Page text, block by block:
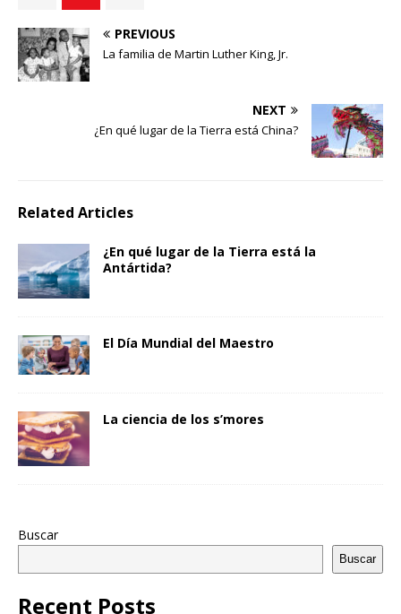
PREVIOUS
La familia de Martin Luther King, Jr.
NEXT
¿En qué lugar de la Tierra está China?
Related Articles
¿En qué lugar de la Tierra está la
Antártida?
El Día Mundial del Maestro
La ciencia de los s’mores
Buscar
Buscar
Recent Posts